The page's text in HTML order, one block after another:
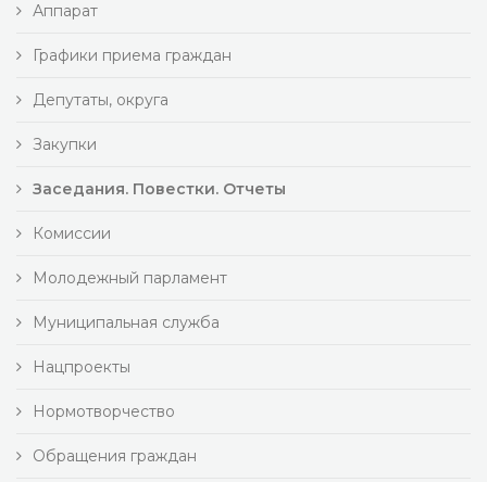
Аппарат
Графики приема граждан
Депутаты, округа
Закупки
Заседания. Повестки. Отчеты
Комиссии
Молодежный парламент
Муниципальная служба
Нацпроекты
Нормотворчество
Обращения граждан